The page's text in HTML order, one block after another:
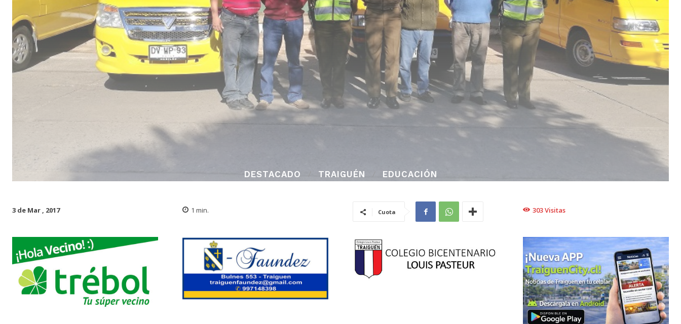
DESTACADO TRAIGUÉN EDUCACIÓN
3 de Mar , 2017 1 min. Cuota 303Visitas